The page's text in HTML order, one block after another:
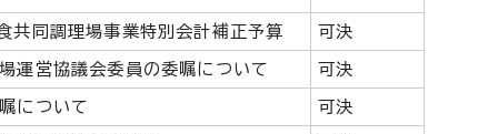
共同調理場事業特別会計補正予算 可決
運営協議会委員の委嘱について 可決
について 可決